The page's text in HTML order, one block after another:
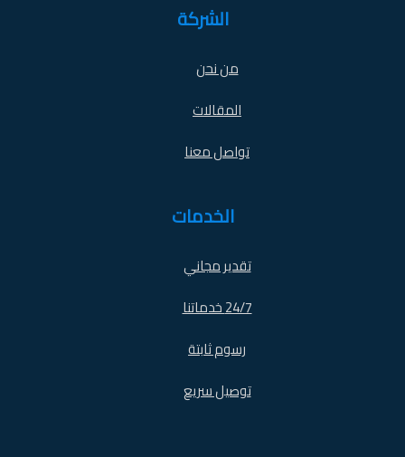
الشركة
من نحن
المقالات
تواصل معنا
الخدمات
تقدير مجاني
24/7 خدماتنا
رسوم ثابتة
توصيل سريع